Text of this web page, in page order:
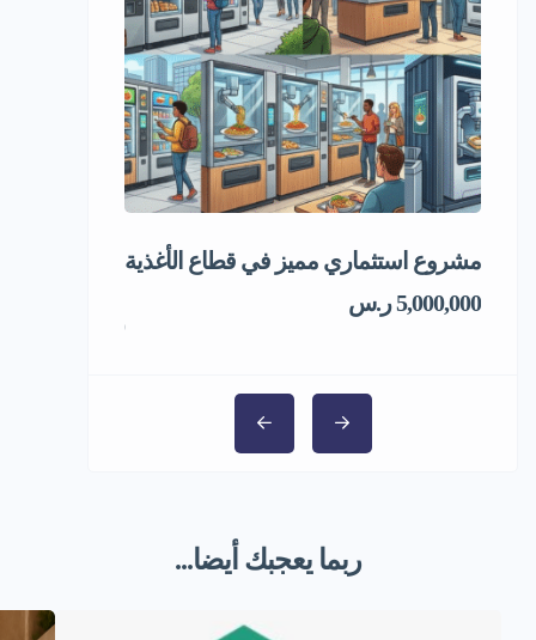
مشروع استثماري مميز في قطاع الأغذية
5,000,000 ر.س
ربما يعجبك أيضا...